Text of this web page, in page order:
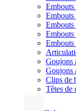
Embouts
Embouts
Embouts
Goujons
Goujons
Clips de
Têtes de